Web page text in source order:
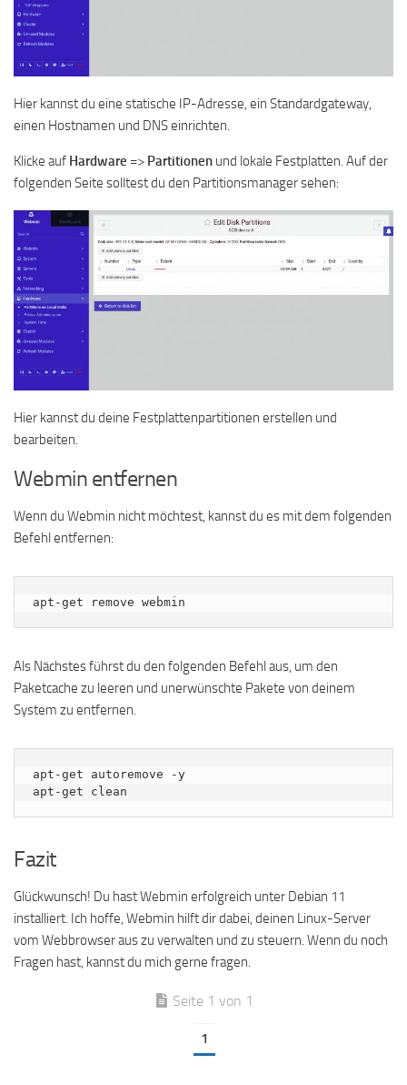
Hier kannst du eine statische IP-Adresse, ein Standardgateway,
einen Hostnamen und DNS einrichten.
Klicke auf Hardware => Partitionen und lokale Festplatten. Auf der
folgenden Seite solltest du den Partitionsmanager sehen:
Hier kannst du deine Festplattenpartitionen erstellen und
bearbeiten.
Webmin entfernen
Wenn du Webmin nicht möchtest, kannst du es mit dem folgenden
Befehl entfernen:
apt-get remove webmin
Als Nächstes führst du den folgenden Befehl aus, um den
Paketcache zu leeren und unerwünschte Pakete von deinem
System zu entfernen.
apt-get autoremove -y
apt-get clean
Fazit
Glückwunsch! Du hast Webmin erfolgreich unter Debian 11
installiert. Ich hoffe, Webmin hilft dir dabei, deinen Linux-Server
vom Webbrowser aus zu verwalten und zu steuern. Wenn du noch
Fragen hast, kannst du mich gerne fragen.
Seite 1 von 1
1